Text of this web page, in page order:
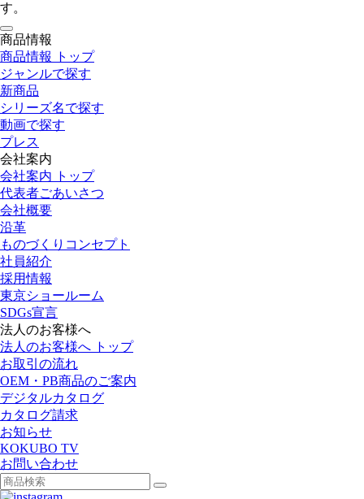
す。
toggle
navigation
商品情報
商品情報 トップ
ジャンルで探す
新商品
シリーズ名で探す
動画で探す
プレス
会社案内
会社案内 トップ
代表者ごあいさつ
会社概要
沿革
ものづくりコンセプト
社員紹介
採用情報
東京ショールーム
SDGs宣言
法人のお客様へ
法人のお客様へ トップ
お取引の流れ
OEM・PB商品のご案内
デジタルカタログ
カタログ請求
お知らせ
KOKUBO TV
お問い合わせ